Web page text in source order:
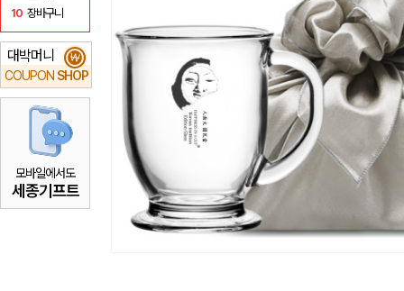
10 장바구니
대박머니
COUPON SHOP
₩
모바일에서도
세종기프트